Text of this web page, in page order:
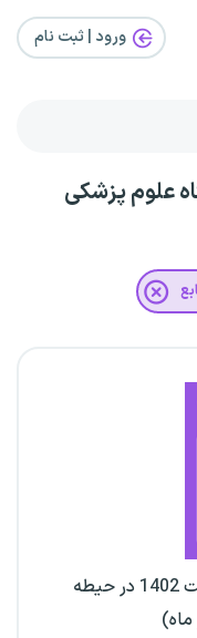
ورود | ثبت‌ نام
علوم پزشکی
اصل سوالات آزمون وزارت بهداشت 1402 در حیطه